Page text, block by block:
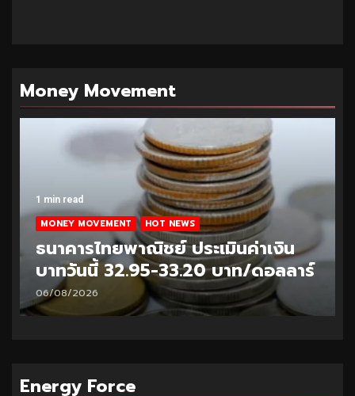
Money Movement
1 min read
MONEY MOVEMENT HOT NEWS
ธนาคารไทยพาณิชย์ ประเมินค่าเงิน
บาทวันนี้ 32.95-33.20 บาท/ดอลลาร์
06/08/2026
Energy Force